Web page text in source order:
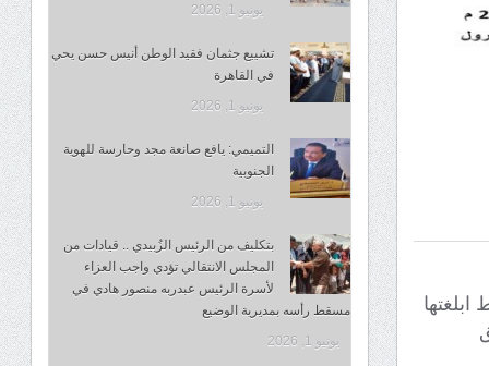
يونيو 1, 2026
تشييع جثمان فقيد الوطن أنيس حسن يحي
في القاهرة
يونيو 1, 2026
التميمي: يافع صانعة مجد وحارسة للهوية
الجنوبية
يونيو 1, 2026
بتكليف من الرئيس الزُبيدي .. قيادات من
المجلس الانتقالي تؤدي واجب العزاء
لأسرة الرئيس عبدربه منصور هادي في
مسقط رأسه بمديرية الوضيع
يونيو 1, 2026